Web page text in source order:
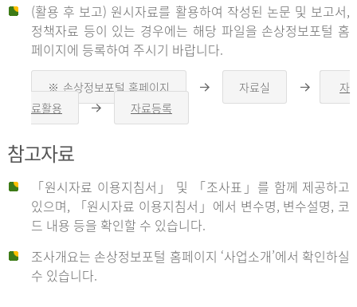
신
청
자
신
청
자
는
1.
자
(활용 후 보고) 원시자료를 활용하여 작성된 논문 및 보고서,
정책자료 등이 있는 경우에는 해당 파일을 손상정보포털 홈
페이지에 등록하여 주시기 바랍니다.
※ 손상정보포털 홈페이지
른
자료실
른
자
료활용
른
자료등록
참고자료
「원시자료 이용지침서」 및 「조사표」를 함께 제공하고
있으며, 「원시자료 이용지침서」에서 변수명, 변수설명, 코
드 내용 등을 확인할 수 있습니다.
조사개요는 손상정보포털 홈페이지 ‘사업소개’에서 확인하실
수 있습니다.